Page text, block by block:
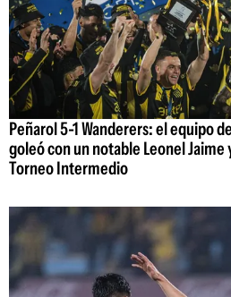
Peñarol 5-1 Wanderers: el equipo
goleó con un notable Leonel Jaime
Torneo Intermedio